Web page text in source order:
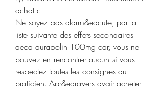
achat c.
Ne soyez pas alarm&eacute; par la
liste suivante des effets secondaires
deca durabolin 100mg car, vous ne
pouvez en rencontrer aucun si vous
respectez toutes les consignes du
praticien. Apr&egrave;s avoir acheter